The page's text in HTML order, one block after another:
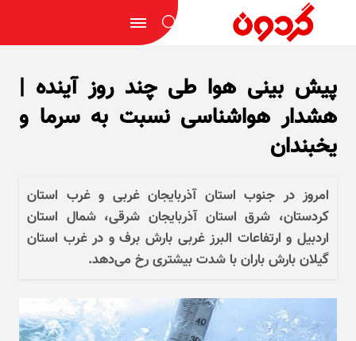
پیش بینی هوا طی چند روز آینده |
هشدار هواشناسی نسبت به سرما و
یخبندان
امروز در جنوب استان آذربایجان غربی و غرب استان
کردستان، شرق استان آذربایجان شرقی، شمال استان
اردبیل و ارتفاعات البرز غربی بارش برف و در غرب استان
گیلان بارش باران با شدت بیشتری رخ می‌دهد.